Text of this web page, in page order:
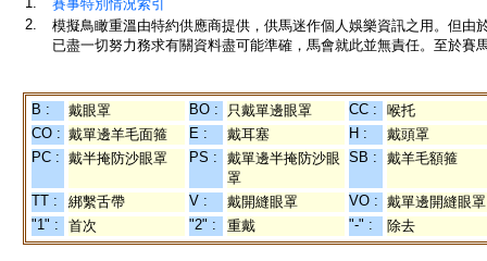
賽事特別情況索引
2.
模擬鳥瞰重溫由特約供應商提供，供馬迷作個人娛樂資訊之用。但
已盡一切努力務求有關資料盡可能準確，馬會就此並無責任。至於賽
B : 戴眼罩 BO : 只戴單邊眼罩 CC :
喉托
CO : 戴單邊羊毛面箍 E : 戴耳塞 H :
戴頭罩
PC : 戴半掩防沙眼罩 PS :
戴單邊半掩防沙眼
罩
SB : 戴羊毛額箍
TT : 綁繫舌帶 V : 戴開縫眼罩 VO : 戴單邊開縫眼罩
"1" :
首次 "2" : 重戴 "-" : 除去